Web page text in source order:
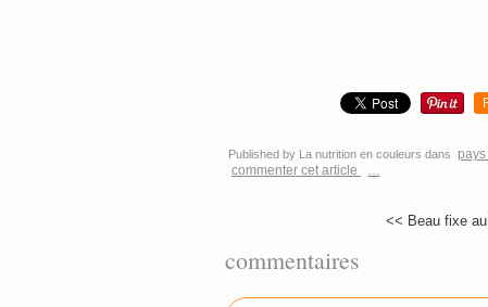
Published by La nutrition en couleurs dans
commenter cet article
…
<< Beau fixe
commentaires